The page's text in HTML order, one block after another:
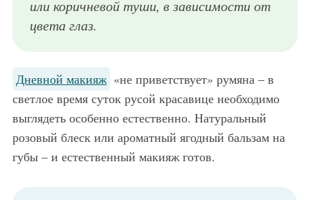
или коричневой туши, в зависимости от
цвета глаз.
Дневной макияж «не приветствует» румяна – в
светлое время суток русой красавице необходимо
выглядеть особенно естественно. Натуральный
розовый блеск или ароматный ягодный бальзам на
губы – и естественный макияж готов.